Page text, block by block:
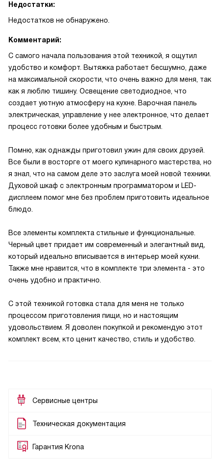
Недостатки:
Недостатков не обнаружено.
Комментарий:
С самого начала пользования этой техникой, я ощутил
удобство и комфорт. Вытяжка работает бесшумно, даже
на максимальной скорости, что очень важно для меня, так
как я люблю тишину. Освещение светодиодное, что
создает уютную атмосферу на кухне. Варочная панель
электрическая, управление у нее электронное, что делает
процесс готовки более удобным и быстрым.
Помню, как однажды приготовил ужин для своих друзей.
Все были в восторге от моего кулинарного мастерства, но
я знал, что на самом деле это заслуга моей новой техники.
Духовой шкаф с электронным программатором и LED-
дисплеем помог мне без проблем приготовить идеальное
блюдо.
Все элементы комплекта стильные и функциональные.
Черный цвет придает им современный и элегантный вид,
который идеально вписывается в интерьер моей кухни.
Также мне нравится, что в комплекте три элемента - это
очень удобно и практично.
С этой техникой готовка стала для меня не только
процессом приготовления пищи, но и настоящим
удовольствием. Я доволен покупкой и рекомендую этот
комплект всем, кто ценит качество, стиль и удобство.
Сервисные центры
Техническая документация
Гарантия Krona